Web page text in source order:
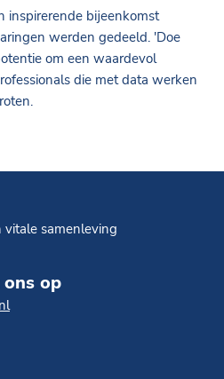
inspirerende bijeenkomst
werden gedeeld. 'Doe
om een waardevol
die met data werken
vitale samenleving
op